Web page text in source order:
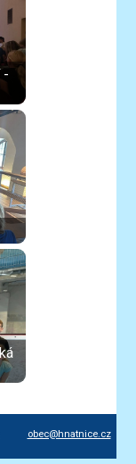
-
obec@hnatnice.cz